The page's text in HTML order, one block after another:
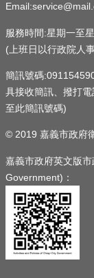
服務時間:星期一至
(上班日以行政院人
簡訊號碼
具接收簡訊、撥打
至此簡訊號碼)
© 2019 嘉義市政府
嘉義市政府英文版
Government)：